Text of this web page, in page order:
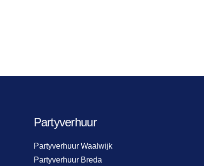
Partyverhuur
Partyverhuur Waalwijk
Partyverhuur Breda